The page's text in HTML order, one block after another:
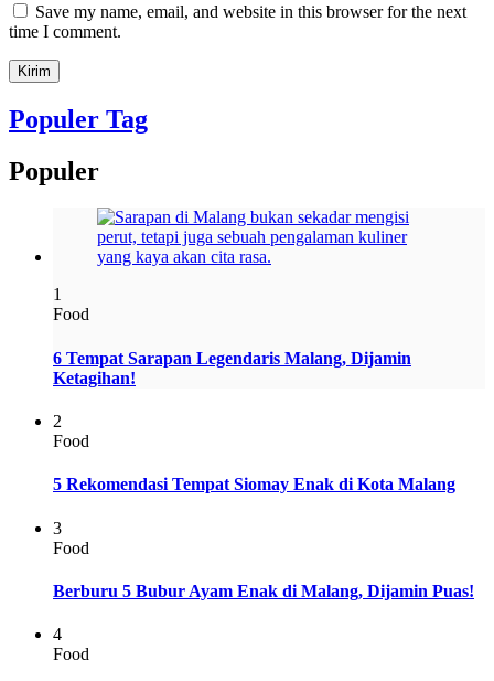
Save my name, email, and website in this browser for the next
time I comment.
Populer Tag
Populer
1
Food
6 Tempat Sarapan Legendaris Malang, Dijamin
Ketagihan!
2
Food
5 Rekomendasi Tempat Siomay Enak di Kota Malang
3
Food
Berburu 5 Bubur Ayam Enak di Malang, Dijamin Puas!
4
Food